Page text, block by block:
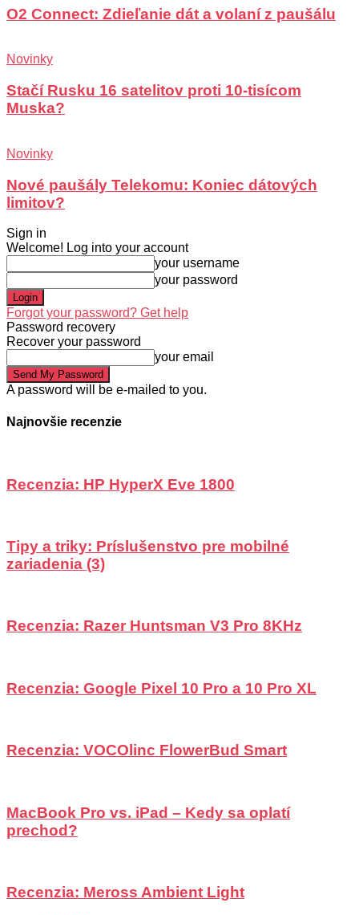
O2 Connect: Zdieľanie dát a volaní z paušálu
Novinky
Stačí Rusku 16 satelitov proti 10-tisícom
Muska?
Novinky
Nové paušály Telekomu: Koniec dátových
limitov?
Sign in
Welcome! Log into your account
your username
your password
Forgot your password? Get help
Password recovery
Recover your password
your email
A password will be e-mailed to you.
Najnovšie recenzie
Recenzia: HP HyperX Eve 1800
Tipy a triky: Príslušenstvo pre mobilné
zariadenia (3)
Recenzia: Razer Huntsman V3 Pro 8KHz
Recenzia: Google Pixel 10 Pro a 10 Pro XL
Recenzia: VOCOlinc FlowerBud Smart
MacBook Pro vs. iPad – Kedy sa oplatí
prechod?
Recenzia: Meross Ambient Light